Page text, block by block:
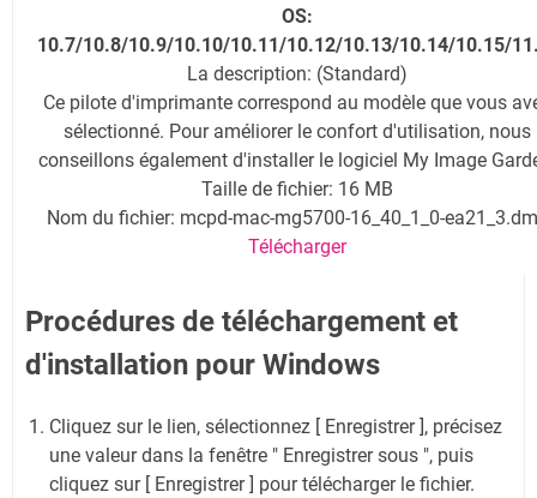
OS:
10.7/10.8/10.9/10.10/10.11/10.12/10.13/10.14/10.15/
La description: (Standard)
Ce pilote d'imprimante correspond au modèle que vous
sélectionné. Pour améliorer le confort d'utilisation, nous
conseillons également d'installer le logiciel My Image
Taille de fichier: 16 MB
Nom du fichier: mcpd-mac-mg5700-16_40_1_0-
Télécharger
Procédures de téléchargement et
d'installation pour Windows
Cliquez sur le lien, sélectionnez [ Enregistrer ], précisez
une valeur dans la fenêtre " Enregistrer sous ", puis
cliquez sur [ Enregistrer ] pour télécharger le fichier.